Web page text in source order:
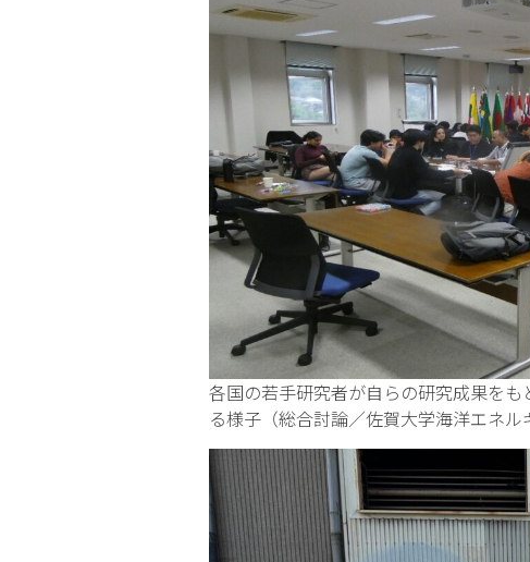
各国の若手研究者が自らの研究成果を
る様子（総合討論／佐賀大学海洋エネル